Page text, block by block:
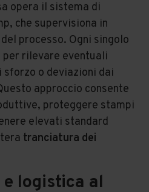
opera il sistema di
che supervisiona in
processo. Ogni singolo
rilevare eventuali
o deviazioni dai
approccio consente
proteggere stampi
elevati standard
tranciatura dei
logistica al